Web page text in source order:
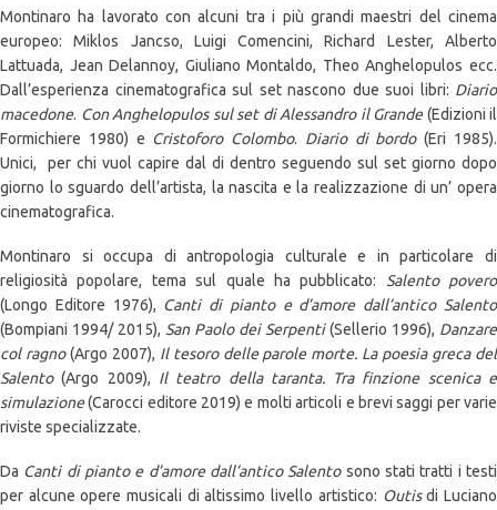
Montinaro ha lavorato con alcuni tra i più grandi maestri del cinema
europeo: Miklos Jancso, Luigi Comencini, Richard Lester, Alberto
Lattuada, Jean Delannoy, Giuliano Montaldo, Theo Anghelopulos ecc.
Dall’esperienza cinematografica sul set nascono due suoi libri: Diario
macedone. Con Anghelopulos sul set di Alessandro il Grande(Edizioni il
Formichiere 1980) e Cristoforo Colombo. Diario di bordo(Eri 1985).
Unici, per chi vuol capire dal di dentro seguendo sul set giorno dopo
giorno lo sguardo dell’artista, la nascita e la realizzazione di un’ opera
cinematografica.
Montinaro si occupa di antropologia culturale e in particolare di
religiosità popolare, tema sul quale ha pubblicato: Salento povero
(Longo Editore 1976), Canti di pianto e d’amore dall’antico Salento
(Bompiani 1994/ 2015), San Paolo dei Serpenti(Sellerio 1996), Danzare
col ragno(Argo 2007), Il tesoro delle parole morte. La poesia greca del
Salento(Argo 2009), Il teatro della taranta. Tra finzione scenica e
simulazione(Carocci editore 2019) e molti articoli e brevi saggi per varie
riviste specializzate.
Da Canti di pianto e d’amore dall’antico Salentosono stati tratti i testi
per alcune opere musicali di altissimo livello artistico: Outisdi Luciano